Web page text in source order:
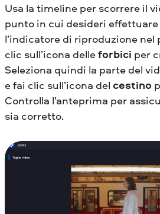
Usa la timeline per scorrere il
punto in cui desideri effettuare
l’indicatore di riproduzione
clic sull’icona delleforbici per
Seleziona quindi la parte del
e fai clic sull’icona del cestino
Controlla l’anteprima per
sia corretto.